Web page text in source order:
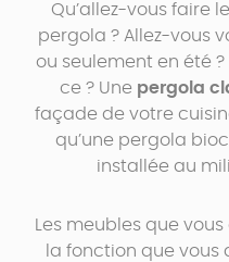
Qu’allez-vous faire
pergola ? Allez-vous
ou seulement en été
ce ? Une pergola
façade de votre
qu’une pergola
installée au
Les meubles que
la fonction que vous